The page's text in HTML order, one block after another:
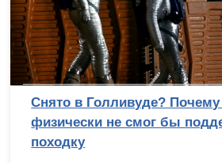
Снято в Голливуде?
физически не смог бы
походку